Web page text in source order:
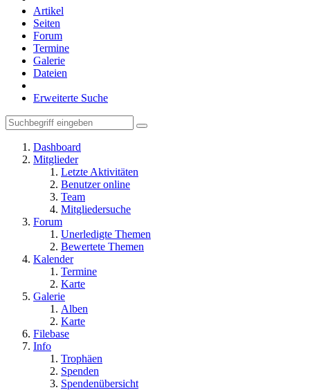
Artikel
Seiten
Forum
Termine
Galerie
Dateien
Erweiterte Suche
Dashboard
Mitglieder
Letzte Aktivitäten
Benutzer online
Team
Mitgliedersuche
Forum
Unerledigte Themen
Bewertete Themen
Kalender
Termine
Karte
Galerie
Alben
Karte
Filebase
Info
Trophäen
Spenden
Spendenübersicht